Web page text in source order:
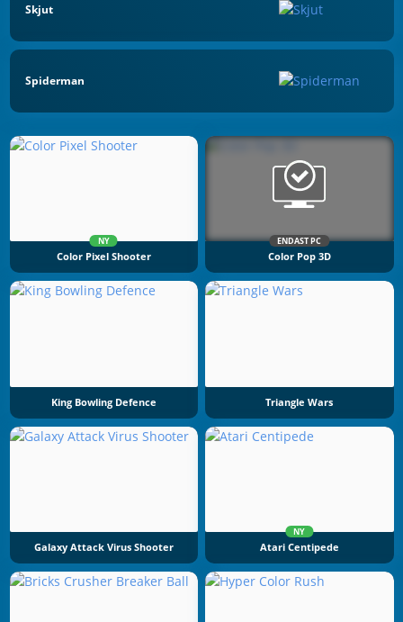
Skjut
Spiderman
NY
Color Pixel Shooter
ENDAST PC
Color Pop 3D
King Bowling Defence Triangle Wars
Galaxy Attack Virus Shooter
NY
Atari Centipede